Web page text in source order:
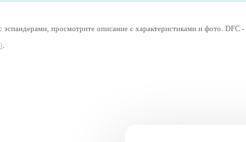
эспандерами, просмотрите описание с характеристиками и фото. DFC